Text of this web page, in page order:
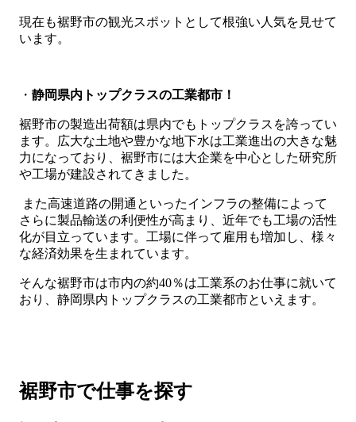
現在も裾野市の観光スポットとして根強い人気を見せて
います。
・ 静岡県内トップクラスの工業都市！
裾野市の製造出荷額は県内でもトップクラスを誇ってい
ます。広大な土地や豊かな地下水は工業進出の大きな魅
力になっており、裾野市には大企業を中心とした研究所
や工場が建設されてきました。
また高速道路の開通といったインフラの整備によって
さらに製品輸送の利便性が高まり、近年でも工場の活性
化が目立っています。工場に伴って雇用も増加し、様々
な経済効果を生まれています。
そんな裾野市は市内の約40％は工業系のお仕事に就いて
おり、静岡県内トップクラスの工業都市といえます。
裾野市で仕事を探す